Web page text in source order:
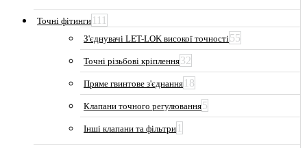
Точні фітинги 111
З'єднувачі LET-LOK високої точності55
Точні різьбові кріплення32
Пряме гвинтове з'єднання 18
Клапани точного регулювання5
Інші клапани та фільтри 1